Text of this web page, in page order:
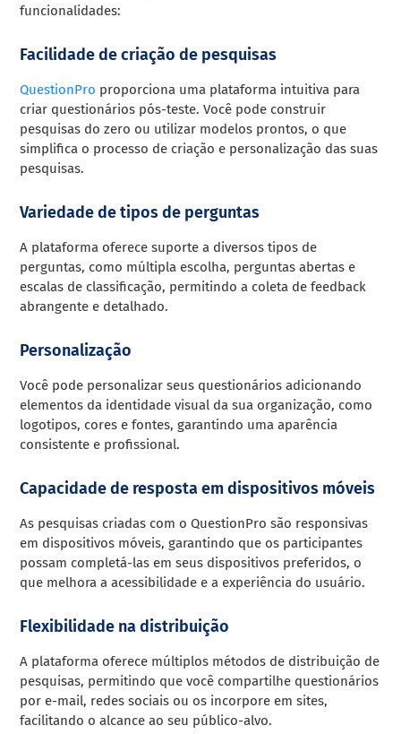
funcionalidades:
Facilidade de criação de pesquisas
QuestionPro proporciona uma plataforma intuitiva para
criar questionários pós-teste. Você pode construir
pesquisas do zero ou utilizar modelos prontos, o que
simplifica o processo de criação e personalização das suas
pesquisas.
Variedade de tipos de perguntas
A plataforma oferece suporte a diversos tipos de
perguntas, como múltipla escolha, perguntas abertas e
escalas de classificação, permitindo a coleta de feedback
abrangente e detalhado.
Personalização
Você pode personalizar seus questionários adicionando
elementos da identidade visual da sua organização, como
logotipos, cores e fontes, garantindo uma aparência
consistente e profissional.
Capacidade de resposta em dispositivos móveis
As pesquisas criadas com o QuestionPro são responsivas
em dispositivos móveis, garantindo que os participantes
possam completá-las em seus dispositivos preferidos, o
que melhora a acessibilidade e a experiência do usuário.
Flexibilidade na distribuição
A plataforma oferece múltiplos métodos de distribuição de
pesquisas, permitindo que você compartilhe questionários
por e-mail, redes sociais ou os incorpore em sites,
facilitando o alcance ao seu público-alvo.